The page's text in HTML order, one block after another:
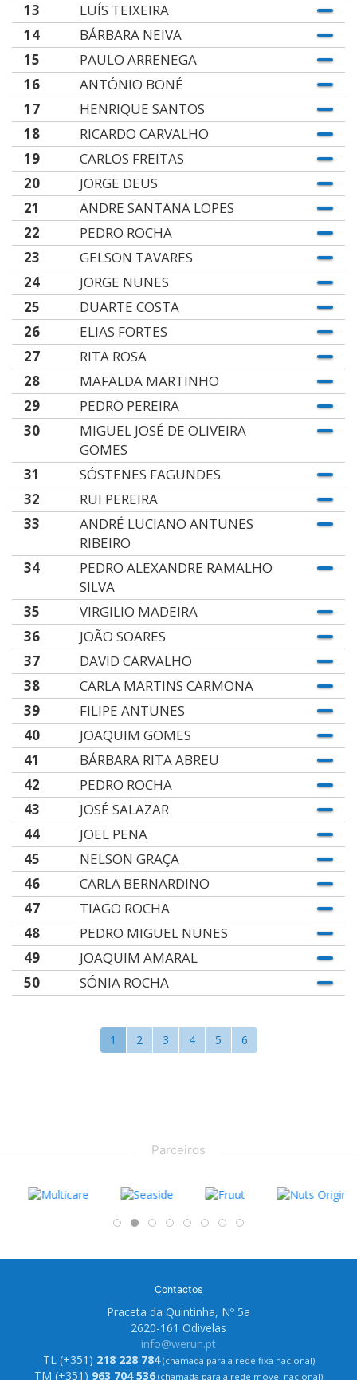
13
LUÍS TEIXEIRA
14
BÁRBARA NEIVA
15
PAULO ARRENEGA
16
ANTÓNIO BONÉ
17
HENRIQUE SANTOS
18
RICARDO CARVALHO
19
CARLOS FREITAS
20
JORGE DEUS
21
ANDRE SANTANA LOPES
22
PEDRO ROCHA
23
GELSON TAVARES
24
JORGE NUNES
25
DUARTE COSTA
26
ELIAS FORTES
27
RITA ROSA
28
MAFALDA MARTINHO
29
PEDRO PEREIRA
30
MIGUEL JOSÉ DE OLIVEIRA
GOMES
31
SÓSTENES FAGUNDES
32
RUI PEREIRA
33
ANDRÉ LUCIANO ANTUNES
RIBEIRO
34
PEDRO ALEXANDRE RAMALHO
SILVA
35
VIRGILIO MADEIRA
36
JOÃO SOARES
37
DAVID CARVALHO
38
CARLA MARTINS CARMONA
39
FILIPE ANTUNES
40
JOAQUIM GOMES
41
BÁRBARA RITA ABREU
42
PEDRO ROCHA
43
JOSÉ SALAZAR
44
JOEL PENA
45
NELSON GRAÇA
46
CARLA BERNARDINO
47
TIAGO ROCHA
48
PEDRO MIGUEL NUNES
49
JOAQUIM AMARAL
50
SÓNIA ROCHA
1 2 3 4 5 6
Parceiros
Contactos
Praceta da Quintinha, Nº 5a
2620-161 Odivelas
info@werun.pt
TL (+351) 218 228 784(chamada para a rede fixa nacional)
TM (+351) 963 704 536 (chamada para a rede móvel nacional)